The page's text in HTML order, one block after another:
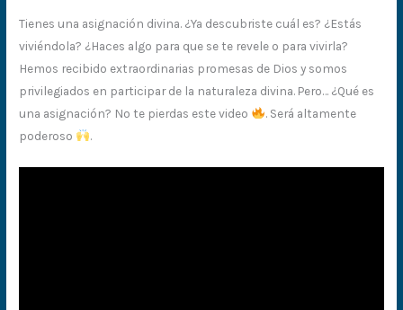
Tienes una asignación divina. ¿Ya descubriste cuál es? ¿Estás
viviéndola? ¿Haces algo para que se te revele o para vivirla?
Hemos recibido extraordinarias promesas de Dios y somos
privilegiados en participar de la naturaleza divina. Pero… ¿Qué es
una asignación? No te pierdas este video
. Será altamente
poderoso
.